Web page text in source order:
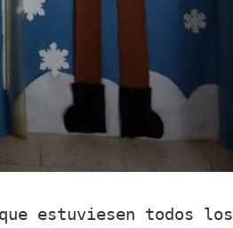
estuviesen todos los